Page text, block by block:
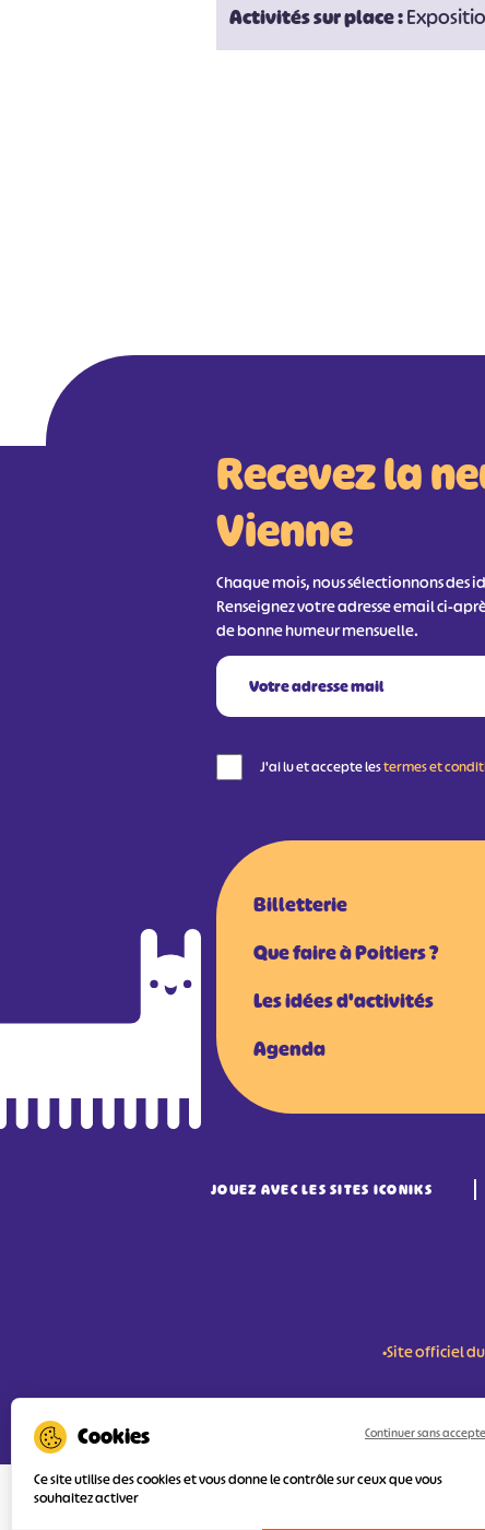
Activités sur place :
Recevez la
Vienne
Chaque mois, nous sélectionnons des
Renseignez votre adresse email ci-
de bonne humeur mensuelle.
J'ai lu et accepte lestermes et
Billetterie
Que faire à Poitiers ?
Les idées d'activités
Agenda
JOUEZ AVEC LES SITES ICONIKS
•Site officiel
RÉSERVER MES BILLETS
L'Agence Départementale de
FEDER (Fonds Européen de
Ce site utilise des cookies et vous donne le contrôle sur ceux que vous
souhaitez activer
Continuer sans